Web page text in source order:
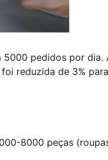
5000 pedidos por dia.
reduzida de 3% para
8000 peças